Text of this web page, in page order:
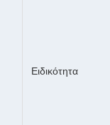
Ειδικότητα